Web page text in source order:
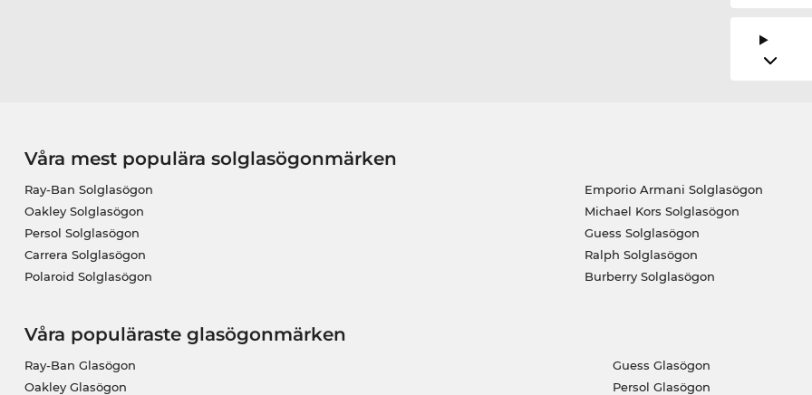
Våra mest populära solglasögonmärken
Ray-Ban Solglasögon
Oakley Solglasögon
Persol Solglasögon
Carrera Solglasögon
Polaroid Solglasögon
Emporio Armani Solglasögon
Michael Kors Solglasögon
Guess Solglasögon
Ralph Solglasögon
Burberry Solglasögon
Våra populäraste glasögonmärken
Ray-Ban Glasögon
Oakley Glasögon
Guess Glasögon
Persol Glasögon